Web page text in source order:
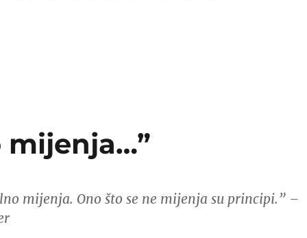
mijenja…”
mijenja. Ono što se ne mijenja su principi.” –